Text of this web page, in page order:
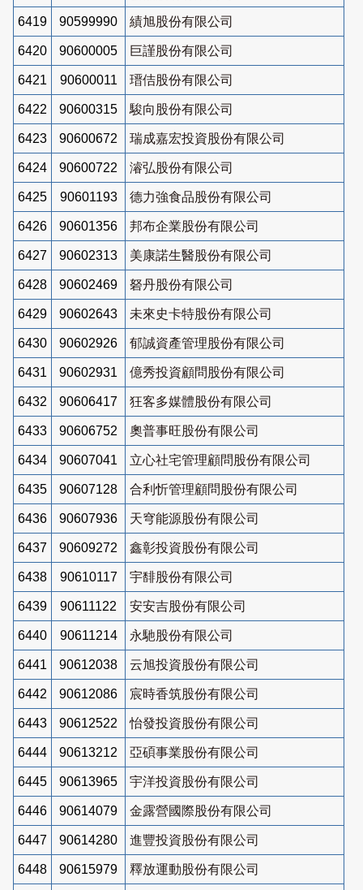
6419 90599990 績旭股份有限公司
6420 90600005 巨謹股份有限公司
6421 90600011 瑨佶股份有限公司
6422 90600315 駿向股份有限公司
6423 90600672 瑞成嘉宏投資股份有限公司
6424 90600722 濬弘股份有限公司
6425 90601193 德力強食品股份有限公司
6426 90601356 邦布企業股份有限公司
6427 90602313 美康諾生醫股份有限公司
6428 90602469 砮丹股份有限公司
6429 90602643 未來史卡特股份有限公司
6430 90602926 郁誠資產管理股份有限公司
6431 90602931 億秀投資顧問股份有限公司
6432 90606417 狂客多媒體股份有限公司
6433 90606752 奧普事旺股份有限公司
6434 90607041 立心社宅管理顧問股份有限公司
6435 90607128 合利忻管理顧問股份有限公司
6436 90607936 天穹能源股份有限公司
6437 90609272 鑫彰投資股份有限公司
6438 90610117 宇馡股份有限公司
6439 90611122 安安吉股份有限公司
6440 90611214 永馳股份有限公司
6441 90612038 云旭投資股份有限公司
6442 90612086 宸時香筑股份有限公司
6443 90612522 怡發投資股份有限公司
6444 90613212 亞碩事業股份有限公司
6445 90613965 宇洋投資股份有限公司
6446 90614079 金露營國際股份有限公司
6447 90614280 進豐投資股份有限公司
6448 90615979 釋放運動股份有限公司